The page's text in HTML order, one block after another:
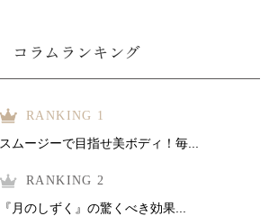
コラムランキング
RANKING 1
スムージーで目指せ美ボディ！毎...
RANKING 2
『月のしずく』の驚くべき効果...